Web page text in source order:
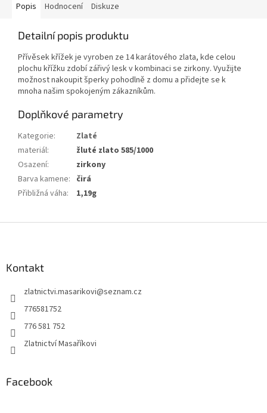
Popis Hodnocení Diskuze
Detailní popis produktu
Přívěsek křížek je vyroben ze 14 karátového zlata, kde celou
plochu křížku zdobí zářivý lesk v kombinaci se zirkony. Využijte
možnost nakoupit šperky pohodlně z domu a přidejte se k
mnoha našim spokojeným zákazníkům.
Doplňkové parametry
Kategorie:
Zlaté
materiál:
žluté zlato 585/1000
Osazení:
zirkony
Barva kamene: čirá
Přibližná váha: 1,19g
Kontakt
zlatnictvi.masarikovi@seznam.cz
776581752
776 581 752
Zlatnictví Masaříkovi
Facebook